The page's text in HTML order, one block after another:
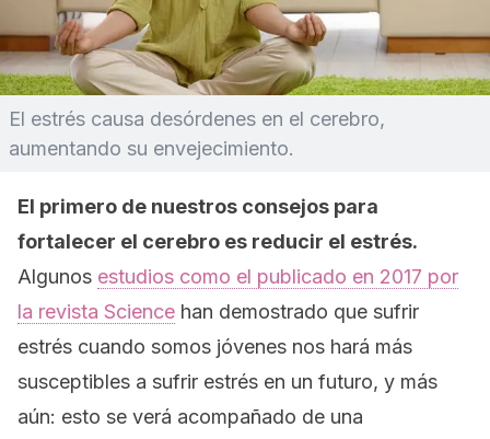
El estrés causa desórdenes en el cerebro,
aumentando su envejecimiento.
El primero de nuestros consejos para
fortalecer el cerebro es reducir el estrés.
Algunos estudios como el publicado en 2017 por
la revista Science han demostrado que sufrir
estrés cuando somos jóvenes nos hará más
susceptibles a sufrir estrés en un futuro, y más
aún: esto se verá acompañado de una